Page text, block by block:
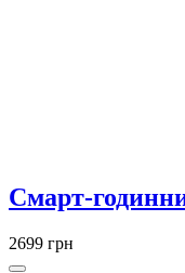
Смарт-
2699 грн